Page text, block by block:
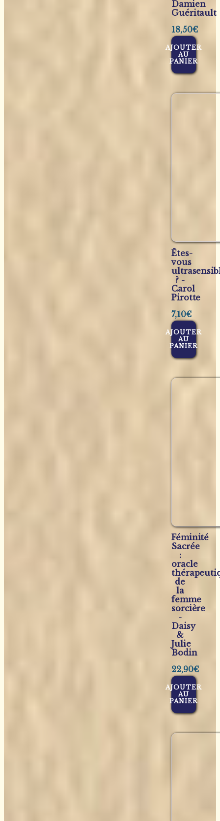
Damien
Guéritault
18,50€
AJOUTER
AU
PANIER
Êtes-
vous
? -
Carol
Pirotte
7,10€
AJOUTER
AU
PANIER
Féminité
Sacrée
:
oracle
de
la
femme
sorcière
-
Daisy
&
Julie
Bodin
22,90€
AJOUTER
AU
PANIER